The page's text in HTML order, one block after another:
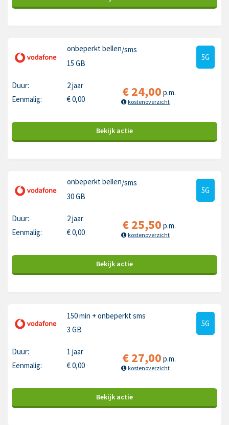
onbeperkt bellen/sms
15 GB
5G
Duur:
2 jaar
Eenmalig:
€0,00 €24,00 p.m.
kostenoverzicht
Bekijk actie
onbeperkt bellen/sms
30 GB
5G
Duur:
2 jaar
Eenmalig:
€0,00 €25,50 p.m.
kostenoverzicht
Bekijk actie
150 min + onbeperkt sms
3 GB
5G
Duur:
1 jaar
Eenmalig:
€0,00 €27,00 p.m.
kostenoverzicht
Bekijk actie